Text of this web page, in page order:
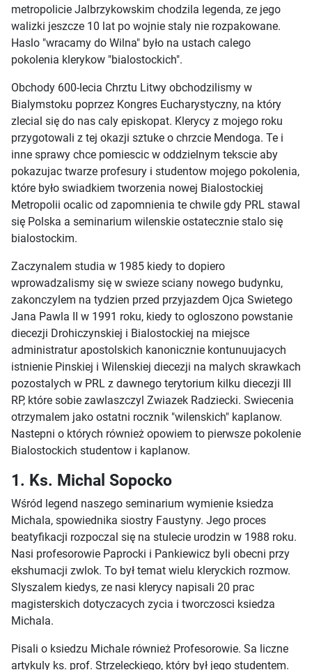
metropolicie Jalbrzykowskim chodzila legenda, ze jego
walizki jeszcze 10 lat po wojnie staly nie rozpakowane.
Haslo "wracamy do Wilna" było na ustach calego
pokolenia klerykow "bialostockich".
Obchody 600-lecia Chrztu Litwy obchodzilismy w
Bialymstoku poprzez Kongres Eucharystyczny, na który
zlecial się do nas caly episkopat. Klerycy z mojego roku
przygotowali z tej okazji sztuke o chrzcie Mendoga. Te i
inne sprawy chce pomiescic w oddzielnym tekscie aby
pokazujac twarze profesury i studentow mojego pokolenia,
które było swiadkiem tworzenia nowej Bialostockiej
Metropolii ocalic od zapomnienia te chwile gdy PRL stawal
się Polska a seminarium wilenskie ostatecznie stalo się
bialostockim.
Zaczynalem studia w 1985 kiedy to dopiero
wprowadzalismy się w swieze sciany nowego budynku,
zakonczylem na tydzien przed przyjazdem Ojca Swietego
Jana Pawla II w 1991 roku, kiedy to ogloszono powstanie
diecezji Drohiczynskiej i Bialostockiej na miejsce
administratur apostolskich kanonicznie kontunuujacych
istnienie Pinskiej i Wilenskiej diecezji na malych skrawkach
pozostalych w PRL z dawnego terytorium kilku diecezji III
RP, które sobie zawlaszczyl Zwiazek Radziecki. Swiecenia
otrzymalem jako ostatni rocznik "wilenskich" kaplanow.
Nastepni o których również opowiem to pierwsze pokolenie
Bialostockich studentow i kaplanow.
1. Ks. Michal Sopocko
Wśród legend naszego seminarium wymienie ksiedza
Michala, spowiednika siostry Faustyny. Jego proces
beatyfikacji rozpoczal się na stulecie urodzin w 1988 roku.
Nasi profesorowie Paprocki i Pankiewicz byli obecni przy
ekshumacji zwlok. To był temat wielu kleryckich rozmow.
Slyszalem kiedys, ze nasi klerycy napisali 20 prac
magisterskich dotyczacych zycia i tworczosci ksiedza
Michala.
Pisali o ksiedzu Michale również Profesorowie. Sa liczne
artykuly ks. prof. Strzeleckiego, który był jego studentem.